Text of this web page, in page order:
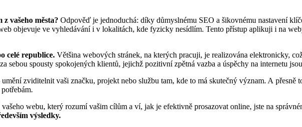
vašeho města? Odpověď je jednoduchá: díky důmyslnému SEO a šikovnému nastavení
objevuje ve vyhledávání i v lokalitách, kde fyzicky nesídlím. Tento přístup aplikuji i na
celé republice. Většina webových stránek, na kterých pracuji, je realizována elektronicky,
sebou spousty spokojených klientů, jejichž pozitivní zpětná vazba a úspěchy na internetu
zviditelnit vaši značku, projekt nebo službu tam, kde to má skutečný význam. A přesně
webu, který rozumí vašim cílům a ví, jak je efektivně prosazovat online, jste na
výsledky.